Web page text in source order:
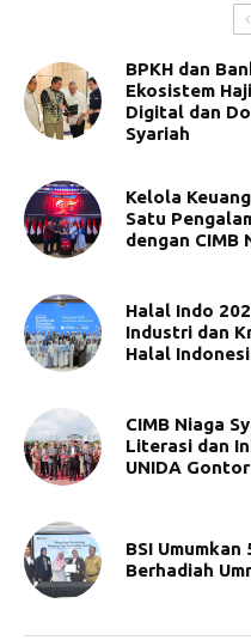
BPKH dan
Ekosistem
Digital dan
Syariah
Kelola
Satu
dengan CIMB
Halal Indo
Industri dan
Halal
CIMB Niaga
Literasi dan
UNIDA Gontor
BSI
Berhadiah